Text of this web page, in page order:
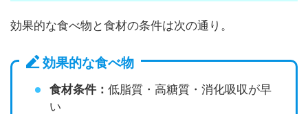
効果的な食べ物と食材の条件は次の通り。
効果的な食べ物
食材条件： 低脂質・高糖質・消化吸収が早
い